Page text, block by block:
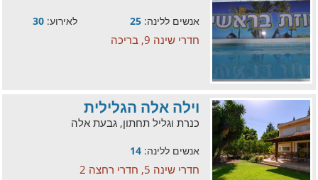
אנשים ללינה: 25 לאירוע: 30
חדרי שינה 9, בריכה
וילה אלה הגלילית
כנרת וגליל תחתון, גבעת אלה
אנשים ללינה: 14
חדרי שינה 5, חדרי רחצה 2